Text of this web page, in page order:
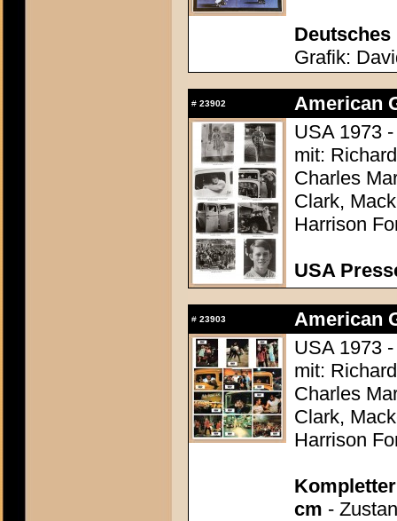
Deutsches
Grafik:
# 23902
American
USA 1973
mit:
Charles
Clark,
Harrison
USA
# 23903
American
USA 1973
mit:
Charles
Clark,
Harrison
cm -